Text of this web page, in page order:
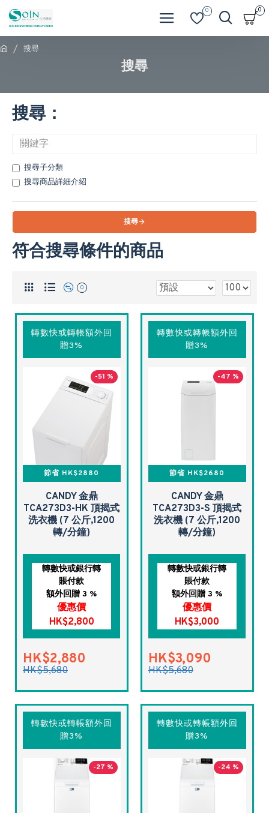
0 0
搜尋
搜尋
搜尋：
搜尋子分類
搜尋商品詳細介紹
搜尋
符合搜尋條件的商品
0
轉數快或轉帳額外回
贈3%
-51 %
節省 HK$2880
CANDY 金鼎
TCA273D3-HK 頂揭式
洗衣機 (7 公斤,1200
轉/分鐘)
轉數快或銀行轉
賬付款
額外回贈 3 %
優惠價
HK$2,800
HK$2,880
HK$5,680
轉數快或轉帳額外回
贈3%
-47 %
節省 HK$2680
CANDY 金鼎
TCA273D3-S 頂揭式
洗衣機 (7 公斤,1200
轉/分鐘)
轉數快或銀行轉
賬付款
額外回贈 3 %
優惠價
HK$3,000
HK$3,090
HK$5,680
轉數快或轉帳額外回
贈3%
-27 %
轉數快或轉帳額外回
贈3%
-24 %